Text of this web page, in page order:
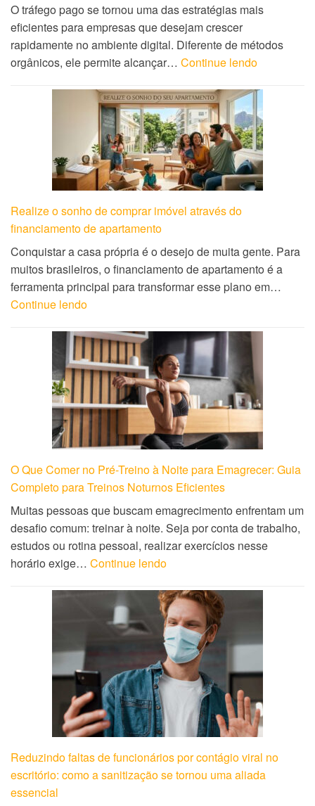
O tráfego pago se tornou uma das estratégias mais
eficientes para empresas que desejam crescer
rapidamente no ambiente digital. Diferente de métodos
orgânicos, ele permite alcançar… Continue lendo
Realize o sonho de comprar imóvel através do
financiamento de apartamento
Conquistar a casa própria é o desejo de muita gente. Para
muitos brasileiros, o financiamento de apartamento é a
ferramenta principal para transformar esse plano em…
Continue lendo
O Que Comer no Pré-Treino à Noite para Emagrecer: Guia
Completo para Treinos Noturnos Eficientes
Muitas pessoas que buscam emagrecimento enfrentam um
desafio comum: treinar à noite. Seja por conta de trabalho,
estudos ou rotina pessoal, realizar exercícios nesse
horário exige… Continue lendo
Reduzindo faltas de funcionários por contágio viral no
escritório: como a sanitização se tornou uma aliada
essencial